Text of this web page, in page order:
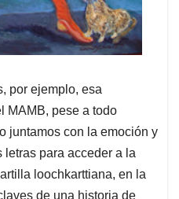
por ejemplo, esa
MAMB, pese a todo
juntamos con la emoción y
letras para acceder a la
loochkarttiana, en la
de una historia de